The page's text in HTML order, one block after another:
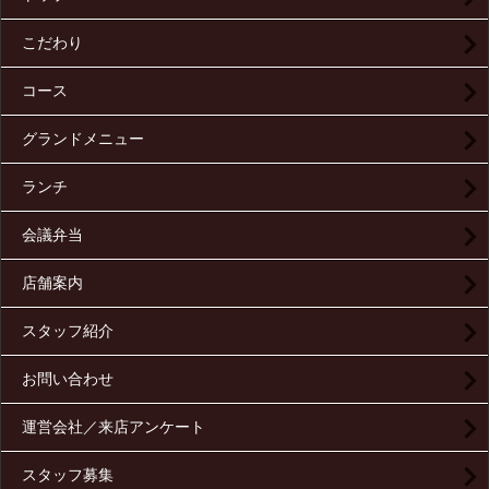
こだわり
コース
グランドメニュー
ランチ
会議弁当
店舗案内
スタッフ紹介
お問い合わせ
運営会社／来店アンケート
スタッフ募集